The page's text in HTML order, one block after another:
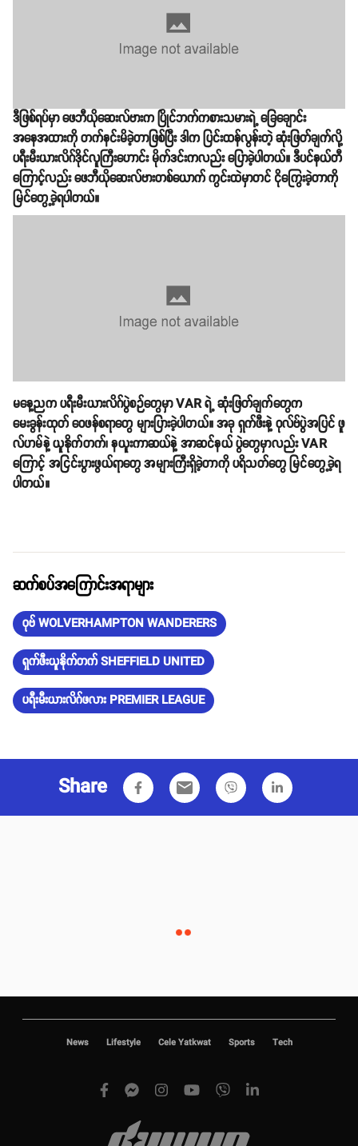
ဒီဖြစ်ရပ်မှာ ဖေဘီယိုဆေးလ်ဗားက ပြိုင်ဘက်ကစားသမားရဲ့ ခြေချောင်း
အနေအထားကို တက်နင်းမိခဲ့တာဖြစ်ပြီး ဒါက ပြင်းထန်လွန်းတဲ့ ဆုံးဖြတ်ချက်လို့
ပရီးမီးယားလိဂ်ဒိုင်လူကြီးဟောင်း မိုက်ဒင်းကလည်း ပြောခဲ့ပါတယ်။ ဒီပင်နယ်တီ
ကြောင့်လည်း ဖေဘီယိုဆေးလ်ဗားတစ်ယောက် ကွင်းထဲမှာတင် ငိုကြွေးခဲ့တာကို
မြင်တွေ့ခဲ့ရပါတယ်။
မနေ့ညက ပရီးမီးယားလိဂ်ပွဲစဉ်တွေမှာ VAR ရဲ့ ဆုံးဖြတ်ချက်တွေက
မေးခွန်းထုတ် ဝေဖန်စရာတွေ များပြားခဲ့ပါတယ်။ အခု ရှက်ဖီးနဲ့ ဝုလ်ဗ်ပွဲအပြင် ဖူ
လ်ဟမ်နဲ့ ယူနိုက်တက်၊ နယူးကာဆယ်နဲ့ အာဆင်နယ် ပွဲတွေမှာလည်း VAR
ကြောင့် အငြင်းပွားဖွယ်ရာတွေ အများကြီးရှိခဲ့တာကို ပရိသတ်တွေ မြင်တွေ့ခဲ့ရ
ပါတယ်။
ဆက်စပ်အကြောင်းအရာများ
ဝုဗ် WOLVERHAMPTON WANDERERS
ရှက်ဖီးယူနိုက်တက် SHEFFIELD UNITED
ပရီးမီးယားလိဂ်ဖလား PREMIER LEAGUE
Share email
News Lifestyle Cele Yatkwat Sports Tech